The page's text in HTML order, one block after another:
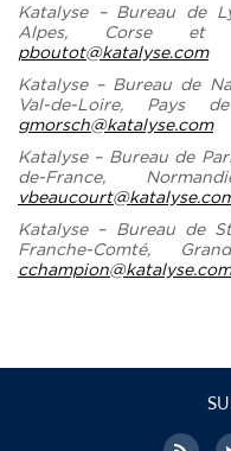
Katalyse – Bureau de
Alpes, Corse
pboutot@katalyse.com
Katalyse – Bureau de
Val-de-Loire, Pays
gmorsch@katalyse.com
Katalyse – Bureau de
de-France,
Katalyse – Bureau de
Franche-Comté,
cchampion@katalyse.com